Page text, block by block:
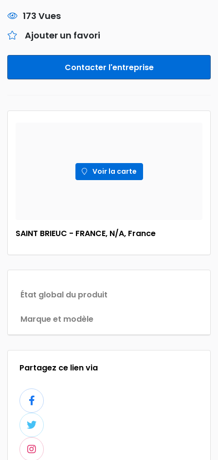
173 Vues
Ajouter un favori
Contacter l'entreprise
Voir la carte
SAINT BRIEUC - FRANCE, N/A, France
État global du produit
Marque et modèle
Partagez ce lien via